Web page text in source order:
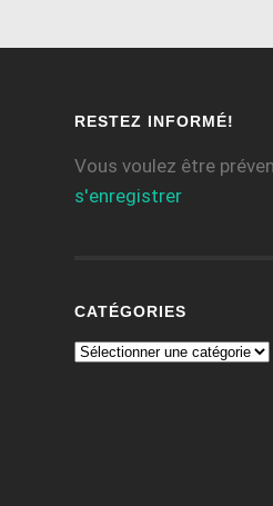
RESTEZ INFORMÉ!
Vous voulez être
s'enregistrer
CATÉGORIES